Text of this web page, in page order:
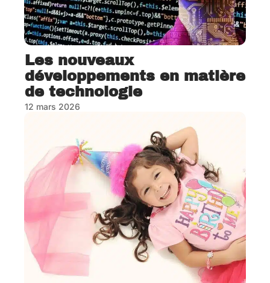
Les nouveaux
développements en matière
de technologie
12 mars 2026